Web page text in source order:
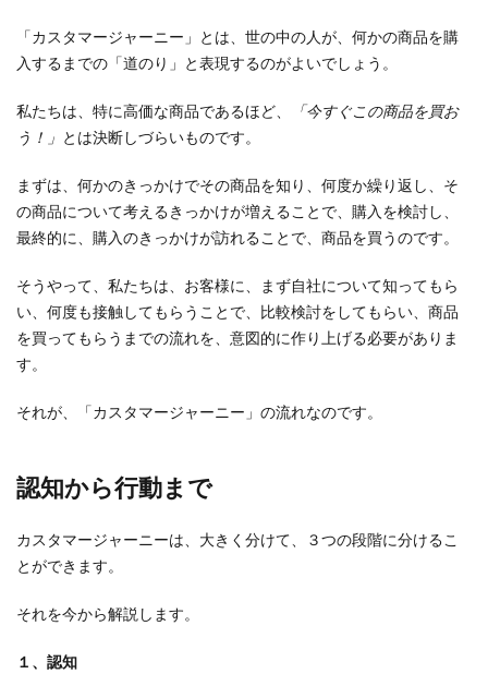
「カスタマージャーニー」とは、世の中の人が、何かの商品を購
入するまでの「道のり」と表現するのがよいでしょう。
私たちは、特に高価な商品であるほど、
「今すぐこの商品を買お
う！」 とは決断しづらいものです。
まずは、何かのきっかけでその商品を知り、何度か繰り返し、そ
の商品について考えるきっかけが増えることで、購入を検討し、
最終的に、購入のきっかけが訪れることで、商品を買うのです。
そうやって、私たちは、お客様に、まず自社について知ってもら
い、何度も接触してもらうことで、比較検討をしてもらい、商品
を買ってもらうまでの流れを、意図的に作り上げる必要がありま
す。
それが、「カスタマージャーニー」の流れなのです。
認知から行動まで
カスタマージャーニーは、大きく分けて、３つの段階に分けるこ
とができます。
それを今から解説します。
１、認知